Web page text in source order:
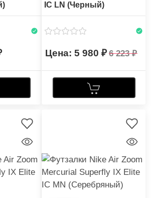
IC LN (Черный)
5 980 6 223